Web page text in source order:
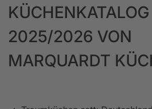
KÜCHENKATALOG
2025/2026 VON
MARQUARDT